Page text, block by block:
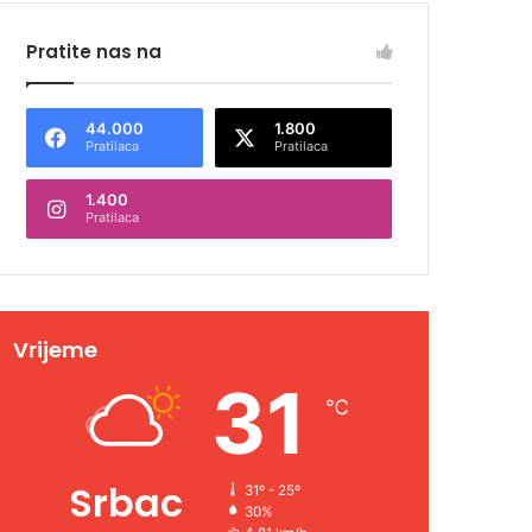
Pratite nas na
44.000
Pratilaca
1.800
Pratilaca
1.400
Pratilaca
Vrijeme
Srbac
31 ℃
31º - 25º
30%